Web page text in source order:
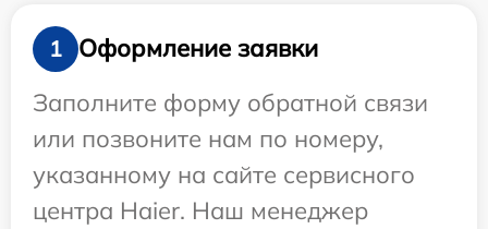
1
Оформление заявки
Заполните форму обратной связи
или позвоните нам по номеру,
указанному на сайте сервисного
центра Haier. Наш менеджер